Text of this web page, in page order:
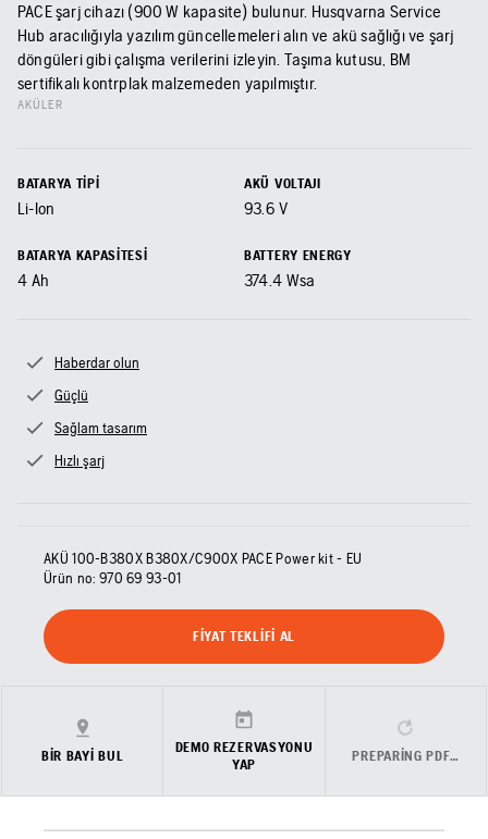
PACE şarj cihazı (900 W kapasite) bulunur. Husqvarna Service
Hub aracılığıyla yazılım güncellemeleri alın ve akü sağlığı ve şarj
döngüleri gibi çalışma verilerini izleyin. Taşıma kutusu, BM
sertifikalı kontrplak malzemeden yapılmıştır.
AKÜLER
BATARYA TIPI
Li-Ion
AKÜ VOLTAJI
93.6 V
BATARYA KAPASITESI
4 Ah
BATTERY ENERGY
374.4 Wsa
Haberdar olun
Güçlü
Sağlam tasarım
Hızlı şarj
AKÜ 100-B380X B380X/C900X PACE Power kit - EU
Ürün no: 970 69 93‑01
FIYAT TEKLIFI AL
BIR BAYI BUL
DEMO REZERVASYONU
YAP
PREPARING PDF…